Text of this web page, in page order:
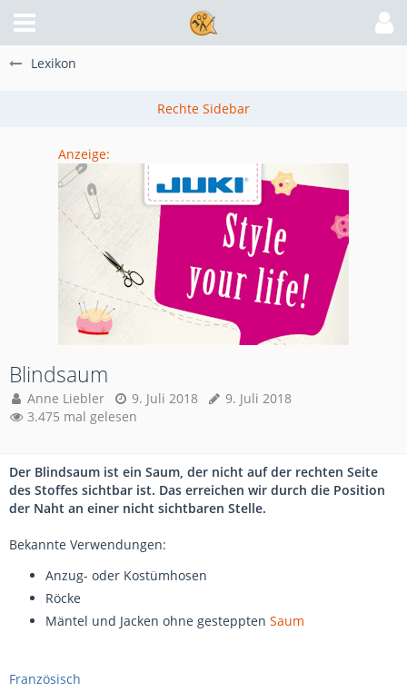
Lexikon
Anzeige:
Blindsaum
Anne Liebler 9. Juli 2018
9. Juli 2018
3.475 mal gelesen
Der Blindsaum ist ein Saum, der nicht auf der rechten Seite
des Stoffes sichtbar ist. Das erreichen wir durch die Position
der Naht an einer nicht sichtbaren Stelle.
Bekannte Verwendungen:
Anzug- oder Kostümhosen
Röcke
Mäntel und Jacken ohne gesteppten Saum
Französisch